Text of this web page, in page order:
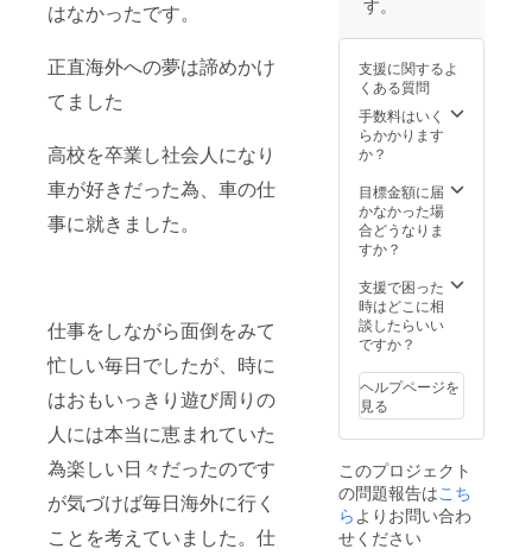
はなかったです。
正直海外への夢は諦めかけ
てました
高校を卒業し社会人になり
車が好きだった為、車の仕
事に就きました。
仕事をしながら面倒をみて
忙しい毎日でしたが、時に
はおもいっきり遊び周りの
人には本当に恵まれていた
為楽しい日々だったのです
が気づけば毎日海外に行く
ことを考えていました。仕
す。
支援に関するよ
くある質問
手数料はいく
らかかります
か？
目標金額に届
かなかった場
合どうなりま
すか？
支援で困った
時はどこに相
談したらいい
ですか？
ヘルプページを
見る
このプロジェクト
の問題報告はこち
らよりお問い合わ
せください